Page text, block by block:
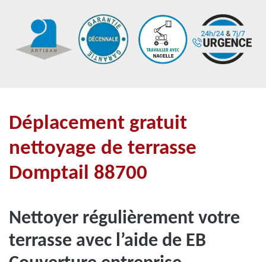
Déplacement gratuit
nettoyage de terrasse
Domptail 88700
Nettoyer régulièrement votre
terrasse avec l’aide de EB